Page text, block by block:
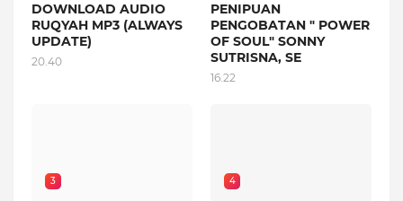
DOWNLOAD AUDIO
RUQYAH MP3 (ALWAYS
UPDATE)
20.40
PENIPUAN
PENGOBATAN " POWER
OF SOUL" SONNY
SUTRISNA, SE
16.22
3 4